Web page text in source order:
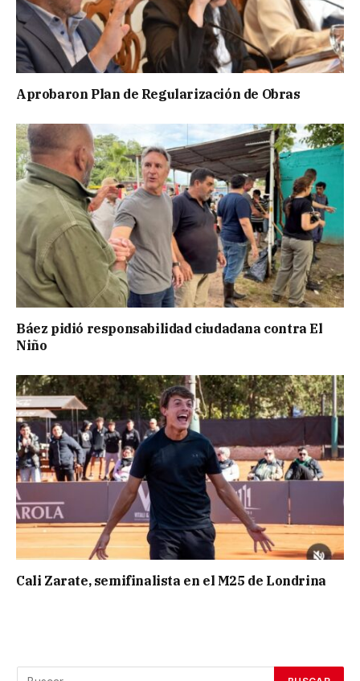
Aprobaron Plan de Regularización de Obras
Báez pidió responsabilidad ciudadana contra El
Niño
Cali Zarate, semifinalista en el M25 de Londrina